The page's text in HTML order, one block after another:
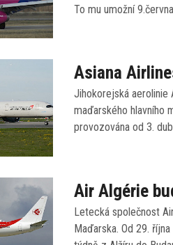
To mu umožní 9.června
Asiana
Jihokorejská aerolinie
maďarského hlavního
provozována od 3.
Air Algérie
Letecká společnost
Maďarska. Od 29.